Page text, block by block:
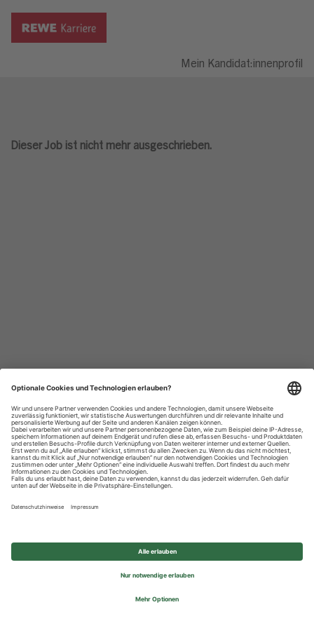
Mein Kandidat:innenprofil
Dieser Job ist nicht mehr ausgeschrieben.
Datenschutzhinweise
Impressum
Privatsphäre-Einstellungen
© 2026 REWE Group - All rights reserved